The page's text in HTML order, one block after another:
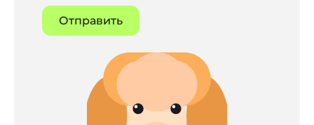
Отправить